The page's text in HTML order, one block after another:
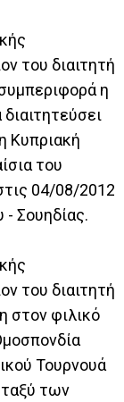
του διαιτητή
η
Κυπριακή
του
04/08/2012
Σουηδίας.
του διαιτητή
στον φιλικό
Τουρνουά
των